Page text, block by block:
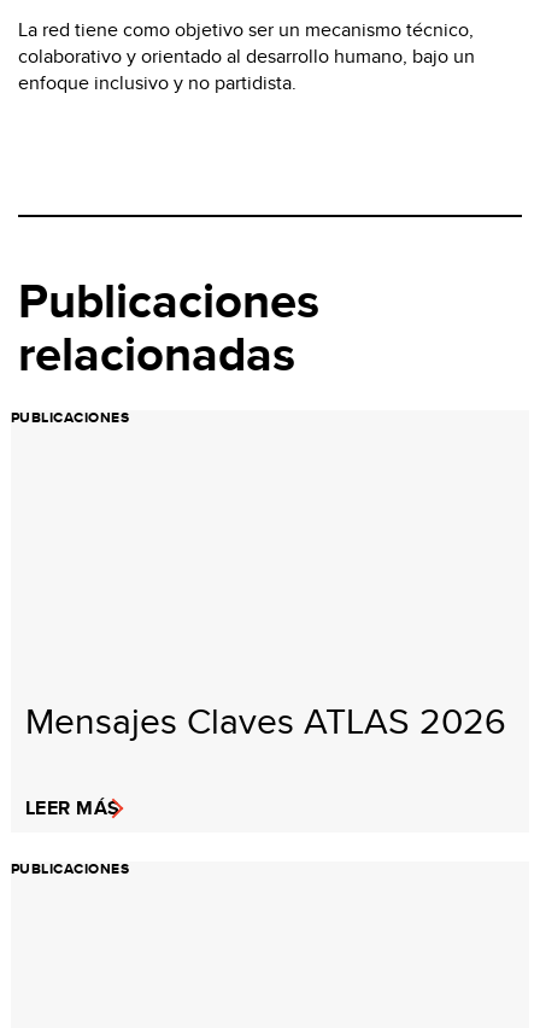
La red tiene como objetivo ser un mecanismo técnico,
colaborativo y orientado al desarrollo humano, bajo un
enfoque inclusivo y no partidista.
Publicaciones
relacionadas
PUBLICACIONES
Mensajes Claves ATLAS 2026
LEER MÁS
PUBLICACIONES